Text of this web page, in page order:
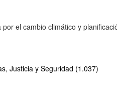
el cambio climático y
Justicia y Seguridad (1.037)